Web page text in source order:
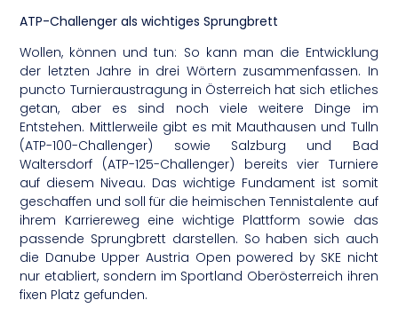
ATP-Challenger als wichtiges Sprungbrett
Wollen, können und tun: So kann man die Entwicklung
der letzten Jahre in drei Wörtern zusammenfassen. In
puncto Turnieraustragung in Österreich hat sich etliches
getan, aber es sind noch viele weitere Dinge im
Entstehen. Mittlerweile gibt es mit Mauthausen und Tulln
(ATP-100-Challenger) sowie Salzburg und Bad
Waltersdorf (ATP-125-Challenger) bereits vier Turniere
auf diesem Niveau. Das wichtige Fundament ist somit
geschaffen und soll für die heimischen Tennistalente auf
ihrem Karriereweg eine wichtige Plattform sowie das
passende Sprungbrett darstellen. So haben sich auch
die Danube Upper Austria Open powered by SKE nicht
nur etabliert, sondern im Sportland Oberösterreich ihren
fixen Platz gefunden.